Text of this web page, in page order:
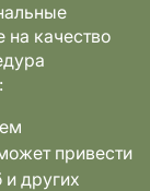
на качество
привести
и других